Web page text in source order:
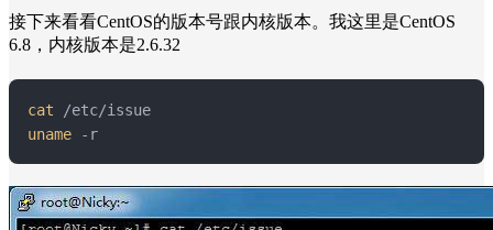
接下来看看CentOS的版本号跟内核版本。我这里是CentOS
6.8，内核版本是2.6.32
cat
/etc/issue
uname -r